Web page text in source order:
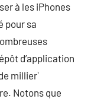
à les iPhones
pour sa
d’application
millier`
Notons que